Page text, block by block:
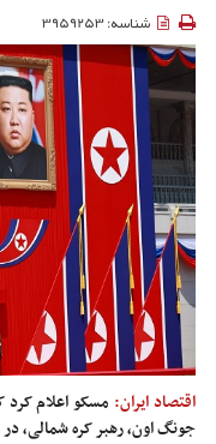
شناسه: 3959253
اقتصاد ایران: مسکو اعلام کرد
جونگ اون، رهبر کره شمالی،